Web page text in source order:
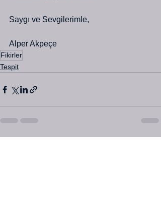
Saygı ve Sevgilerimle,
Alper Akpeçe
Fikirler
Tespit